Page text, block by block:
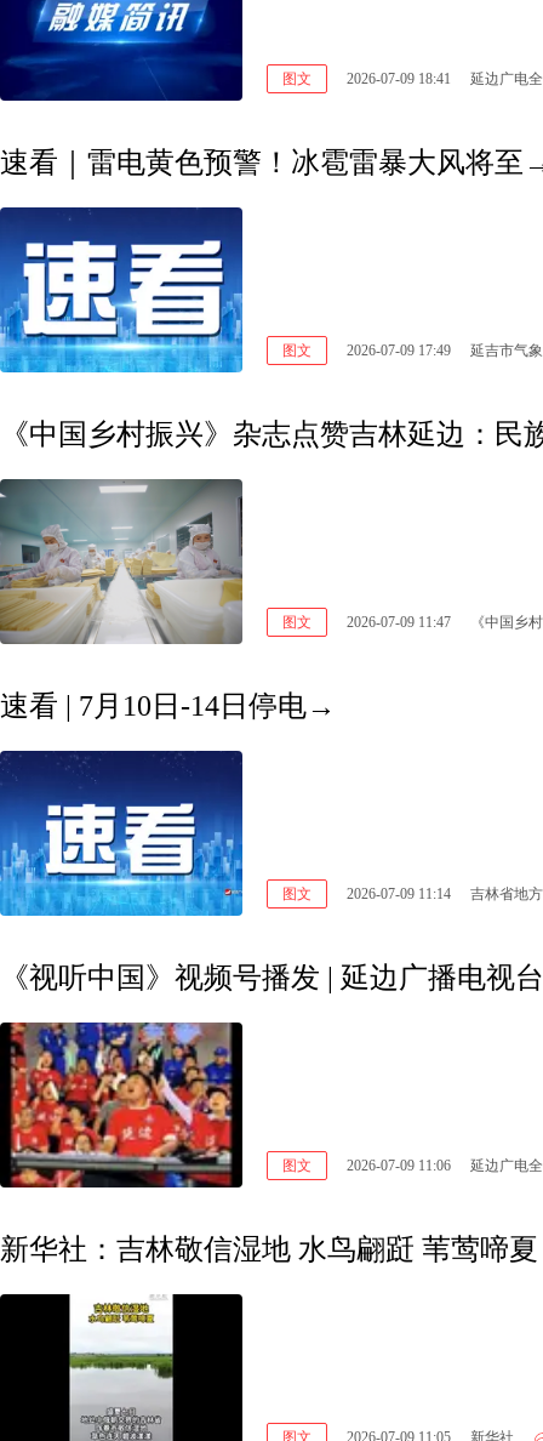
图文 2026-07-09 18:41 延边广电
速看｜雷电黄色预警！冰雹雷暴大风将至
图文 2026-07-09 17:49 延吉市气
《中国乡村振兴》杂志点赞吉林延边：
图文 2026-07-09 11:47 《中国乡
速看 | 7月10日-14日停电→
图文 2026-07-09 11:14 吉林省地
《视听中国》视频号播发 | 延边广播电视
图文 2026-07-09 11:06 延边广电
新华社：吉林敬信湿地 水鸟翩跹 苇莺啼夏
图文 2026-07-09 11:05 新华社